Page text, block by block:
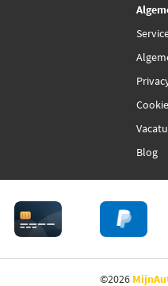
Blog
©2026